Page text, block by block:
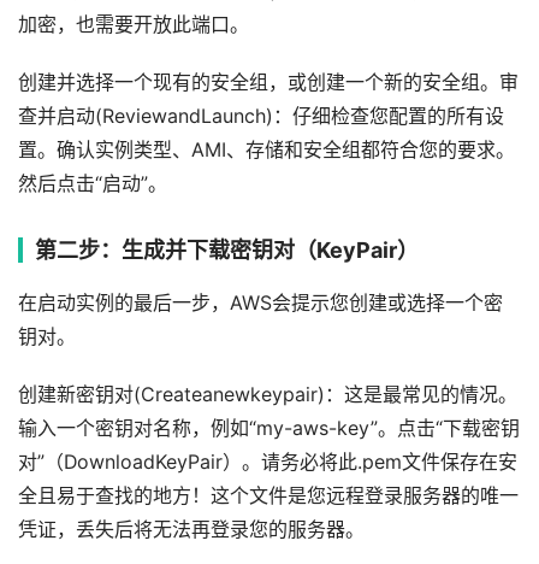
加密，也需要开放此端口。
创建并选择一个现有的安全组，或创建一个新的安全组。审
查并启动(ReviewandLaunch)：仔细检查您配置的所有设
置。确认实例类型、AMI、存储和安全组都符合您的要求。
然后点击“启动”。
第二步：生成并下载密钥对（KeyPair）
在启动实例的最后一步，AWS会提示您创建或选择一个密
钥对。
创建新密钥对(Createanewkeypair)：这是最常见的情况。
输入一个密钥对名称，例如“my-aws-key”。点击“下载密钥
对”（DownloadKeyPair）。请务必将此.pem文件保存在安
全且易于查找的地方！这个文件是您远程登录服务器的唯一
凭证，丢失后将无法再登录您的服务器。